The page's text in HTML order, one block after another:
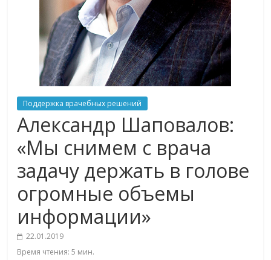
Поддержка врачебных решений
Александр Шаповалов:
«Мы снимем с врача
задачу держать в голове
огромные объемы
информации»
22.01.2019
Время чтения:5 мин.